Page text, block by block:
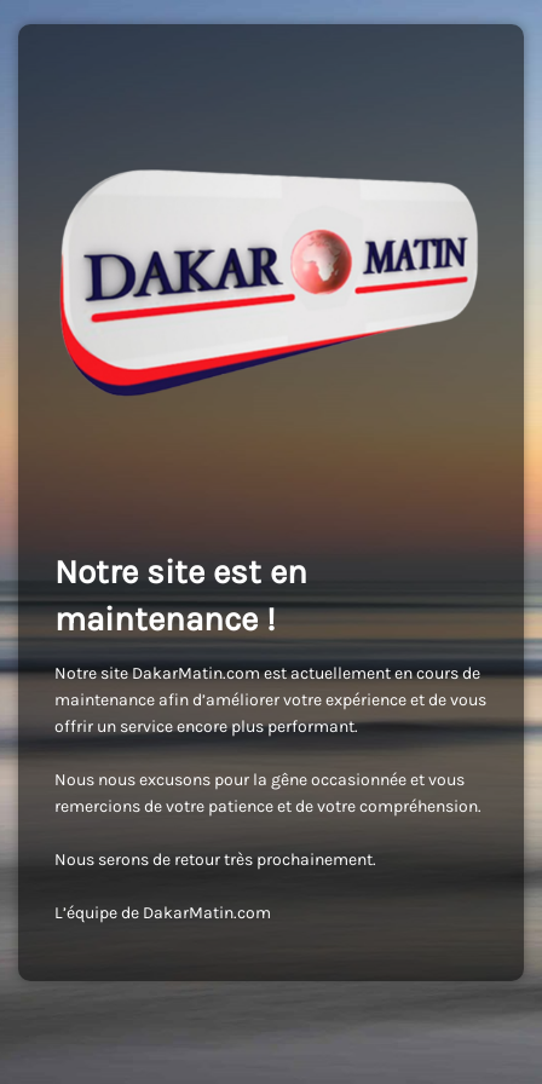
Notre site est en
maintenance !
Notre site DakarMatin.com est actuellement en cours de
maintenance afin d’améliorer votre expérience et de vous
offrir un service encore plus performant.
Nous nous excusons pour la gêne occasionnée et vous
remercions de votre patience et de votre compréhension.
Nous serons de retour très prochainement.
L’équipe de DakarMatin.com